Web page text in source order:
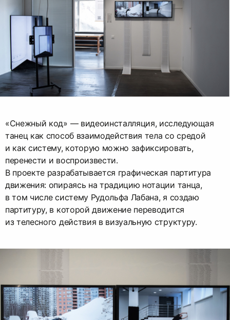
«Снежный код» — видеоинсталляция, исследующая
танец как способ взаимодействия тела со средой
и как систему, которую можно зафиксировать,
перенести и воспроизвести.
В проекте разрабатывается графическая партитура
движения: опираясь на традицию нотации танца,
в том числе систему Рудольфа Лабана, я создаю
партитуру, в которой движение переводится
из телесного действия в визуальную структуру.